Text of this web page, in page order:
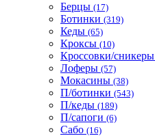
Берцы (17)
Ботинки (319)
Кеды (65)
Кроксы (10)
Кроссовки/сникеры
Лоферы (57)
Мокасины (38)
П/ботинки (543)
П/кеды (189)
П/сапоги (6)
Сабо (16)